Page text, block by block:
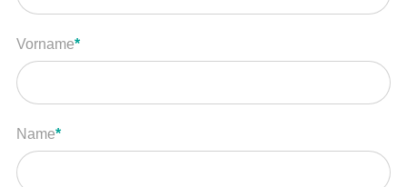
Anlassspende
In den Medien
Vorname*Pflichtfeld
Name*Pflichtfeld